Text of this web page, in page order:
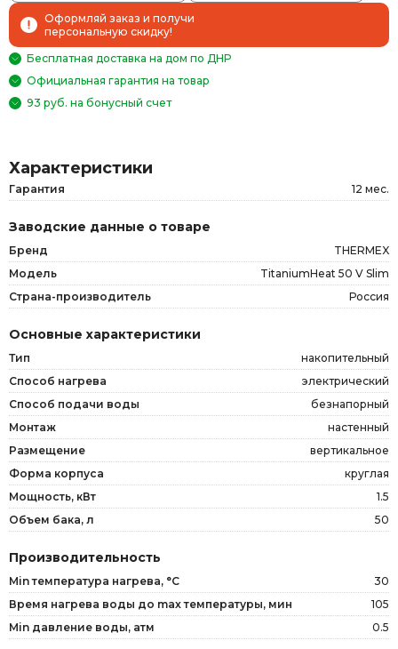
Оформляй заказ и получи
персональную скидку!
Бесплатная доставка на дом по ДНР
Официальная гарантия на товар
93 руб. на бонусный счет
Характеристики
Гарантия 12 мес.
Заводские данные о товаре
Бренд
THERMEX
Модель
TitaniumHeat 50 V Slim
Страна-производитель
Россия
Основные характеристики
Тип
накопительный
Способ нагрева
электрический
Способ подачи воды
безнапорный
Монтаж
настенный
Размещение
вертикальное
Форма корпуса
круглая
Мощность, кВт
1.5
Объем бака, л
50
Производительность
Min температура нагрева, °C
30
Время нагрева воды до max температуры, мин
105
Min давление воды, атм
0.5